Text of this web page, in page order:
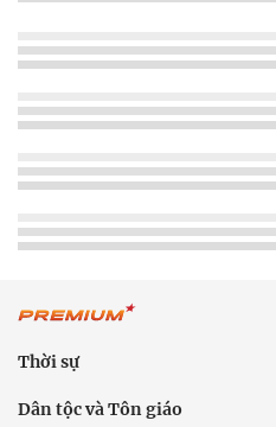
Thời sự
Dân tộc và Tôn giáo